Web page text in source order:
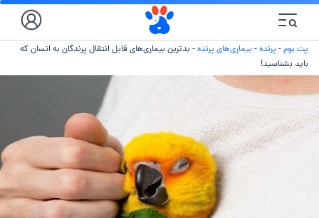
پت بوم- پرنده- بیماری‌های پرنده- بدترین بیماری‌های قابل انتقال پرندگان به انسان که
باید بشناسید!